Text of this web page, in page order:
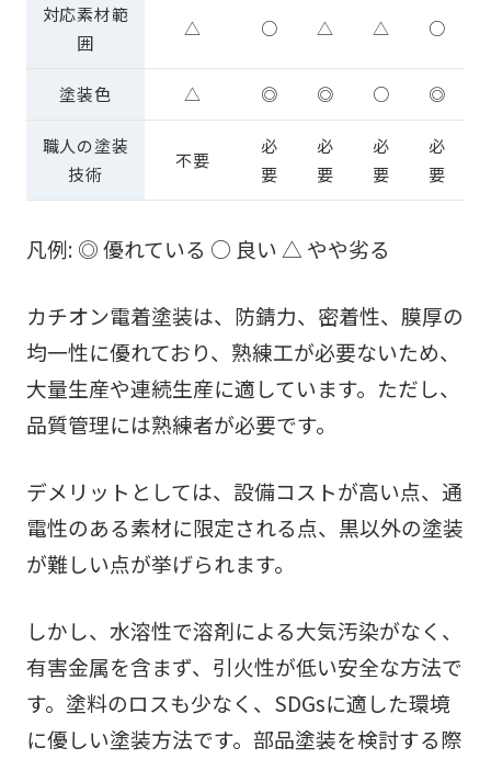
対応素材範
囲
△ ○ △ △ ○
塗装色 △ ◎ ◎ ○ ◎
職人の塗装
技術
不要
必
要
必
要
必
要
必
要
凡例: ◎ 優れている ○ 良い △ やや劣る
カチオン電着塗装は、防錆力、密着性、膜厚の
均一性に優れており、熟練工が必要ないため、
大量生産や連続生産に適しています。ただし、
品質管理には熟練者が必要です。
デメリットとしては、設備コストが高い点、通
電性のある素材に限定される点、黒以外の塗装
が難しい点が挙げられます。
しかし、水溶性で溶剤による大気汚染がなく、
有害金属を含まず、引火性が低い安全な方法で
す。塗料のロスも少なく、SDGsに適した環境
に優しい塗装方法です。部品塗装を検討する際